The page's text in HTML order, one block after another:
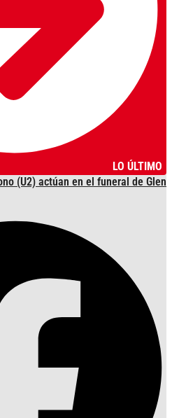
LO ÚLTIMO
(U2) actúan en el funeral de Glen